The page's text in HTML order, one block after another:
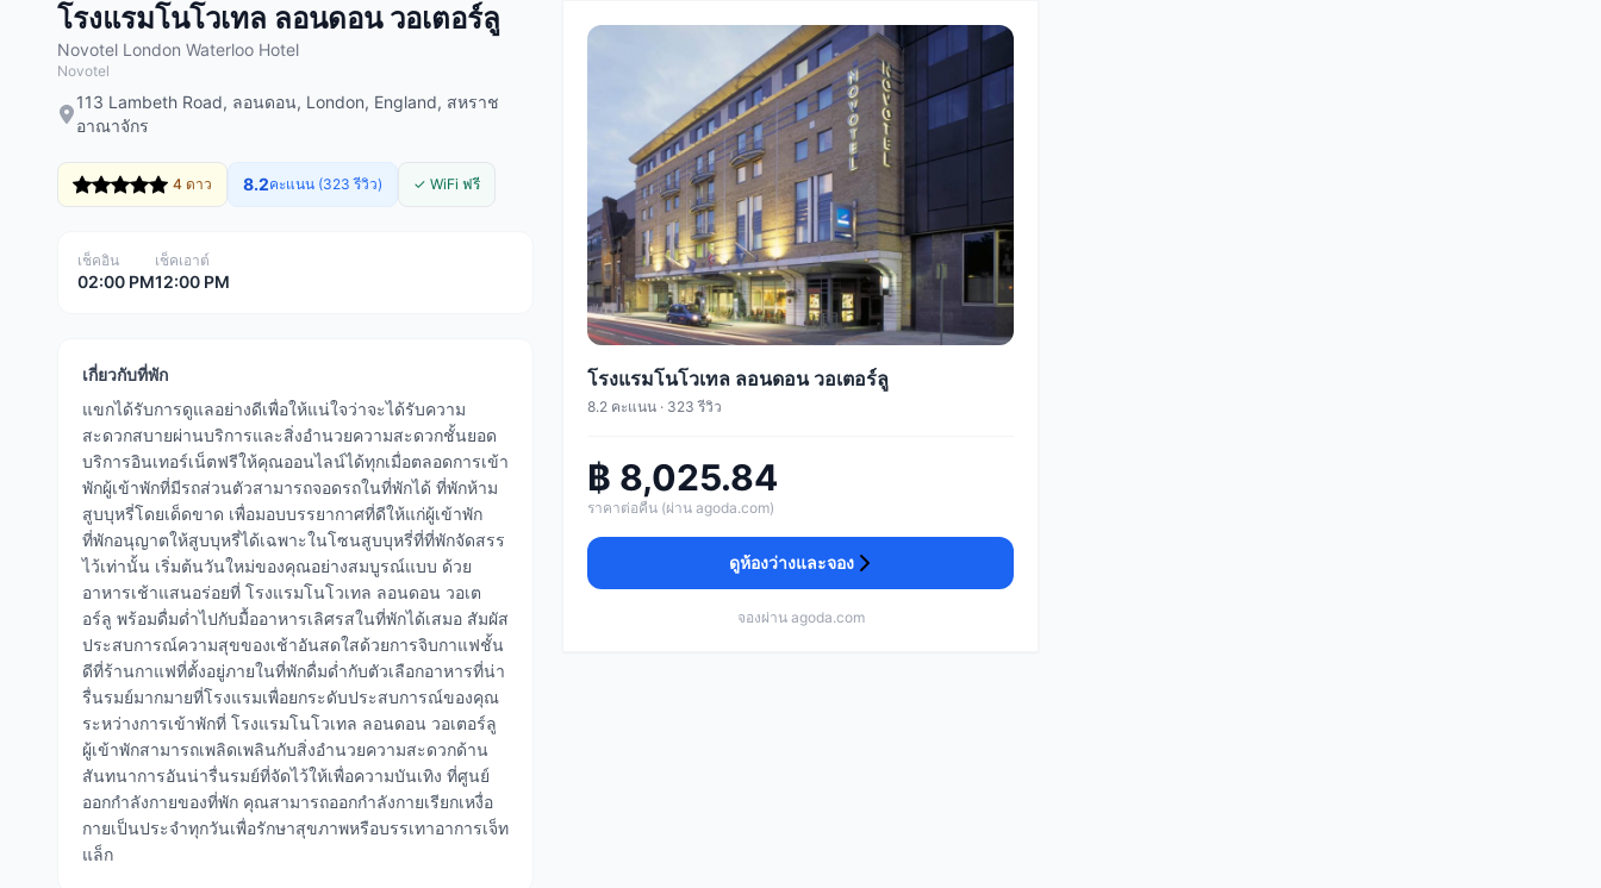
โรงแรมโนโวเทล ลอนดอน วอเตอร์ลู
Novotel London Waterloo Hotel
Novotel
113 Lambeth Road, ลอนดอน, London, England, สหราช
อาณาจักร
4 ดาว 8.2คะแนน (323 รีวิว) ✓ WiFi ฟรี
เช็คอิน
02:00 PM
เช็คเอาต์
12:00 PM
เกี่ยวกับที่พัก
แขกได้รับการดูแลอย่างดีเพื่อให้แน่ใจว่าจะได้รับความ
สะดวกสบายผ่านบริการและสิ่งอำนวยความสะดวกชั้นยอด
บริการอินเทอร์เน็ตฟรีให้คุณออนไลน์ได้ทุกเมื่อตลอดการเข้า
พักผู้เข้าพักที่มีรถส่วนตัวสามารถจอดรถในที่พักได้ ที่พักห้าม
สูบบุหรี่โดยเด็ดขาด เพื่อมอบบรรยากาศที่ดีให้แก่ผู้เข้าพัก
ที่พักอนุญาตให้สูบบุหรี่ได้เฉพาะในโซนสูบบุหรี่ที่ที่พักจัดสรร
ไว้เท่านั้น เริ่มต้นวันใหม่ของคุณอย่างสมบูรณ์แบบ ด้วย
อาหารเช้าแสนอร่อยที่ โรงแรมโนโวเทล ลอนดอน วอเต
อร์ลู พร้อมดื่มด่ำไปกับมื้ออาหารเลิศรสในที่พักได้เสมอ สัมผัส
ประสบการณ์ความสุขของเช้าอันสดใสด้วยการจิบกาแฟชั้น
ดีที่ร้านกาแฟที่ตั้งอยู่ภายในที่พักดื่มด่ำกับตัวเลือกอาหารที่น่า
รื่นรมย์มากมายที่โรงแรมเพื่อยกระดับประสบการณ์ของคุณ
ระหว่างการเข้าพักที่ โรงแรมโนโวเทล ลอนดอน วอเตอร์ลู
ผู้เข้าพักสามารถเพลิดเพลินกับสิ่งอำนวยความสะดวกด้าน
สันทนาการอันน่ารื่นรมย์ที่จัดไว้ให้เพื่อความบันเทิง ที่ศูนย์
ออกกำลังกายของที่พัก คุณสามารถออกกำลังกายเรียกเหงื่อ
กายเป็นประจำทุกวันเพื่อรักษาสุขภาพหรือบรรเทาอาการเจ็ท
แล็ก
โรงแรมโนโวเทล ลอนดอน วอเตอร์ลู
8.2 คะแนน · 323 รีวิว
฿ 8,025.84
ราคาต่อคืน (ผ่าน agoda.com)
ดูห้องว่างและจอง
จองผ่าน agoda.com